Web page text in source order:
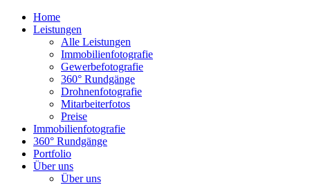
Home
Leistungen
Alle Leistungen
Immobilienfotografie
Gewerbefotografie
360° Rundgänge
Drohnenfotografie
Mitarbeiterfotos
Preise
Immobilienfotografie
360° Rundgänge
Portfolio
Über uns
Über uns